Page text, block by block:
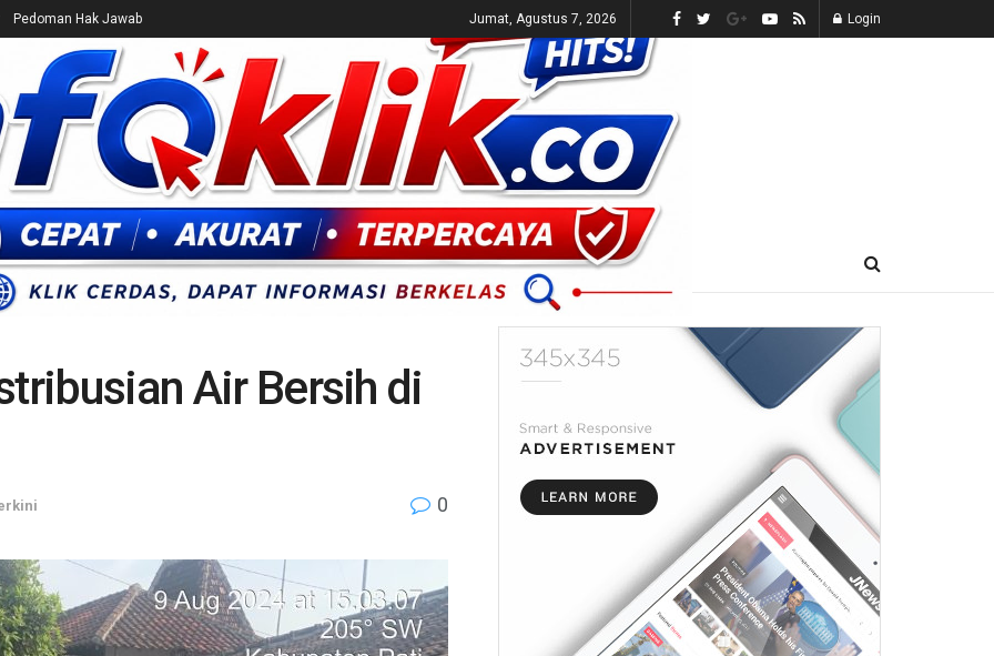
Pedoman Hak Jawab Jumat, Agustus 7, 2026 Login
CEK FAKTA ENTERTAINMENT BREAKING NEWS UMUM E-KORAN LIVE TV
Air Bersih di
0